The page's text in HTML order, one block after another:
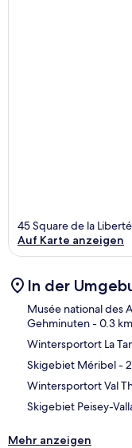
45 Square de la
Auf Karte anzeigen
In der
Musée national des
Gehminuten- 0.3 km
Wintersportort La
Skigebiet Méribel-
Wintersportort Val
Skigebiet Peisey-
Mehr anzeigen